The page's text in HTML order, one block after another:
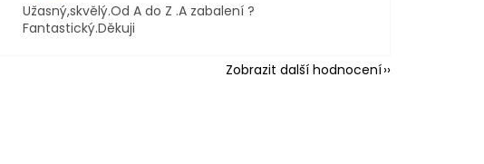
Užasný,skvělý.Od A do Z .A zabalení ?
Fantastický.Děkuji
Zobrazit další hodnocení